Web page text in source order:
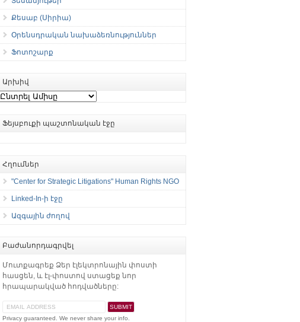
Քեսաբ (Սիրիա)
Օրենսդրական նախաձեռնություններ
Ֆոտոշարք
Արխիվ
Արխիվ
Ֆեյսբուքի պաշտոնական էջը
Հղումներ
"Center for Strategic Litigations" Human Rights NGO
Linked-In-ի էջը
Ազգային ժողով
Բաժանորդագրվել
Մուտքագրեք Ձեր էլեկտրոնային փոստի
հասցեն, և էլ-փոստով ստացեք նոր
հրապարակված հոդվածները:
Privacy guaranteed. We never share your info.